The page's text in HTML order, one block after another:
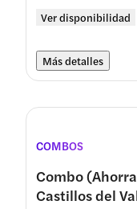
Ver disponibilidad
Más detalles
COMBOS
Combo
Castillos del